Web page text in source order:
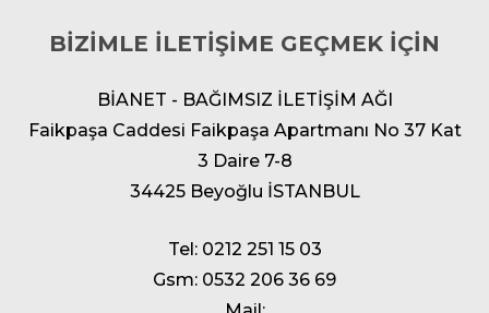
BİZİMLE İLETİŞİME GEÇMEK İÇİN
BİANET - BAĞIMSIZ İLETİŞİM AĞI
Faikpaşa Caddesi Faikpaşa Apartmanı No 37 Kat
3 Daire 7-8
34425 Beyoğlu İSTANBUL
Tel: 0212 251 15 03
Gsm: 0532 206 36 69